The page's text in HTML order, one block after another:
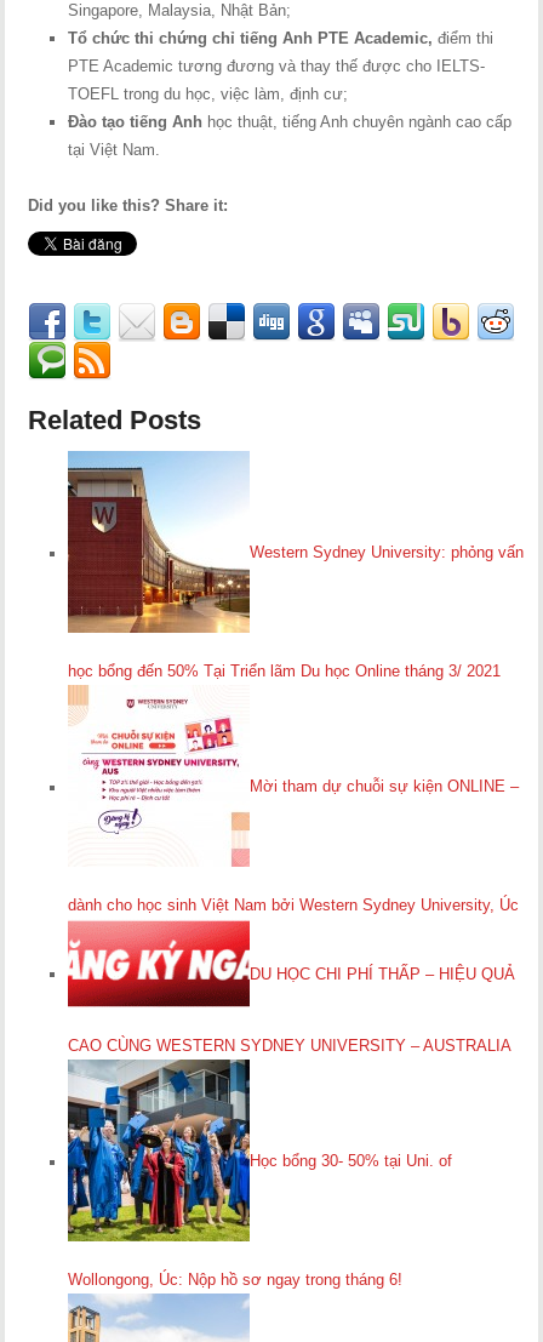
Singapore, Malaysia, Nhật Bản;
Tổ chức thi chứng chỉ tiếng Anh PTE Academic,điểm thi
PTE Academic tương đương và thay thế được cho IELTS-
TOEFL trong du học, việc làm, định cư;
Đào tạo tiếng Anh học thuật, tiếng Anh chuyên ngành cao cấp
tại Việt Nam.
Did you like this? Share it:
Related Posts
Western Sydney University: phỏng vấn
học bổng đến 50% Tại Triển lãm Du học Online tháng 3/ 2021
Mời tham dự chuỗi sự kiện ONLINE –
dành cho học sinh Việt Nam bởi Western Sydney University, Úc
DU HỌC CHI PHÍ THẤP – HIỆU QUẢ
CAO CÙNG WESTERN SYDNEY UNIVERSITY – AUSTRALIA
Học bổng 30- 50% tại Uni. of
Wollongong, Úc: Nộp hồ sơ ngay trong tháng 6!